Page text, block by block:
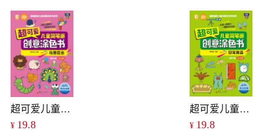
超可爱儿童简笔画创意涂色书：鸟兽昆虫
¥ 19.8
超可爱儿童简笔画创意涂色书：日常用品
¥ 19.8